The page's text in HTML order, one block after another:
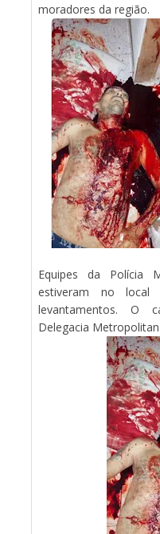
moradores da região.
Equipes da Polícia
estiveram no local
levantamentos. O
Delegacia